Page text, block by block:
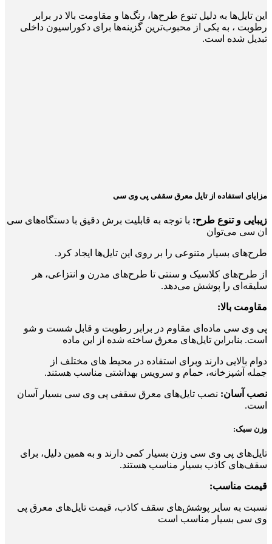
این تایل‌ها به دلیل تنوع طرح‌ها، رنگ‌ها و مقاومت بالا در برابر
رطوبت ، به یکی از محبوب‌ترین گزینه‌ها برای دکوراسیون داخلی
تبدیل شده‌ است.
مزایای استفاده از تایل معرق سقفی پی وی سی
زیبایی و تنوع طرح: با توجه به قابلیت برش دقیق با دستگاه‌های سی
ان سی می‌توان
طرح‌های بسیار متنوعی را بر روی این تایل‌ها ایجاد کرد.
از طرح‌های کلاسیک و سنتی تا طرح‌های مدرن و انتزاعی، هر
سلیقه‌ای را پوشش می‌دهد.
مقاومت بالا:
پی وی سی ماده‌ای مقاوم در برابر رطوبت و قابل شست و شو
است. بنابراین تایل‌های معرق ساخته شده از این ماده
دوام بالایی دارند وبرای استفاده در محیط‌ های مختلف از
جمله آشپزخانه، حمام و سرویس بهداشتی مناسب هستند.
نصب آسان: نصب تایل‌های معرق سقفی پی وی سی بسیار آسان
است.
وزن سبک:
تایل‌های پی وی سی وزن بسیار کمی دارند و به همین دلیل، برای
سقف‌های کاذب بسیار مناسب هستند.
قیمت مناسب:
نسبت به سایر پوشش‌های سقف کاذب، قیمت تایل‌های معرق پی
وی سی بسیار مناسب است